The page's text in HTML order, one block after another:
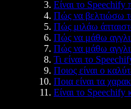
Είναι το Speechify
Πώς να βελτιώσω
Πώς μιλάω
Πώς να μάθω
Πώς να μάθω
Τι είναι το
Ποιος είναι ο
Ποια είναι τα
Είναι το Speechify